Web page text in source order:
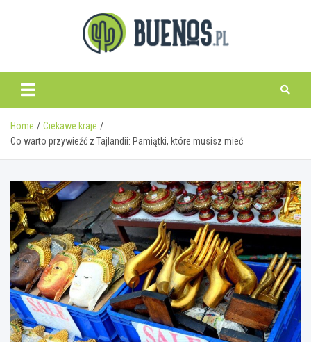
www.buenos.pl
Home
Ciekawe kraje
Co warto przywieźć z Tajlandii: Pamiątki, które musisz mieć